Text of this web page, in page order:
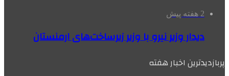
2 هفته پیش
دیدار وزیر نیرو با وزیر زیرساخت‌های ارمنستان
پربازدیدترین اخبار هفته